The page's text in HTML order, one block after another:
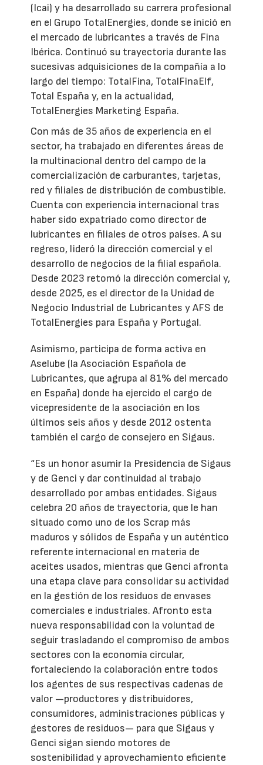
(Icai) y ha desarrollado su carrera profesional
en el Grupo TotalEnergies, donde se inició en
el mercado de lubricantes a través de Fina
Ibérica. Continuó su trayectoria durante las
sucesivas adquisiciones de la compañía a lo
largo del tiempo: TotalFina, TotalFinaElf,
Total España y, en la actualidad,
TotalEnergies Marketing España.
Con más de 35 años de experiencia en el
sector, ha trabajado en diferentes áreas de
la multinacional dentro del campo de la
comercialización de carburantes, tarjetas,
red y filiales de distribución de combustible.
Cuenta con experiencia internacional tras
haber sido expatriado como director de
lubricantes en filiales de otros países. A su
regreso, lideró la dirección comercial y el
desarrollo de negocios de la filial española.
Desde 2023 retomó la dirección comercial y,
desde 2025, es el director de la Unidad de
Negocio Industrial de Lubricantes y AFS de
TotalEnergies para España y Portugal.
Asimismo, participa de forma activa en
Aselube (la Asociación Española de
Lubricantes, que agrupa al 81% del mercado
en España) donde ha ejercido el cargo de
vicepresidente de la asociación en los
últimos seis años y desde 2012 ostenta
también el cargo de consejero en Sigaus.
“Es un honor asumir la Presidencia de Sigaus
y de Genci y dar continuidad al trabajo
desarrollado por ambas entidades. Sigaus
celebra 20 años de trayectoria, que le han
situado como uno de los Scrap más
maduros y sólidos de España y un auténtico
referente internacional en materia de
aceites usados, mientras que Genci afronta
una etapa clave para consolidar su actividad
en la gestión de los residuos de envases
comerciales e industriales. Afronto esta
nueva responsabilidad con la voluntad de
seguir trasladando el compromiso de ambos
sectores con la economía circular,
fortaleciendo la colaboración entre todos
los agentes de sus respectivas cadenas de
valor —productores y distribuidores,
consumidores, administraciones públicas y
gestores de residuos— para que Sigaus y
Genci sigan siendo motores de
sostenibilidad y aprovechamiento eficiente